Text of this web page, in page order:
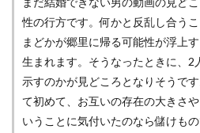
性の行方です。何かと反乱し合う
まどかが郷里に帰る可能性が浮上
生まれます。そうなったときに、2
示すのかが見どころとなりそうで
て初めて、お互いの存在の大きさ
いうことに気付いたのなら儲けも